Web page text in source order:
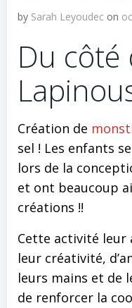
by Sarah Leyoudec on
Du côté
Création de
sel ! Les enfants
lors de la
et ont beaucoup
créations !!
Cette activité leur
leur créativité,
leurs mains et de
de renforcer la